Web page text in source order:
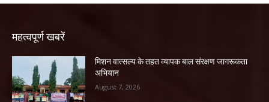
महत्वपूर्ण खबरें
मिशन वात्सल्य के तहत व्यापक बाल संरक्षण जागरूकता
अभियान
August 7, 2026